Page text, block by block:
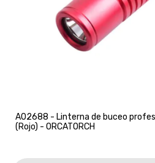
A02688 - Linterna de buceo
(Rojo) - ORCATORCH